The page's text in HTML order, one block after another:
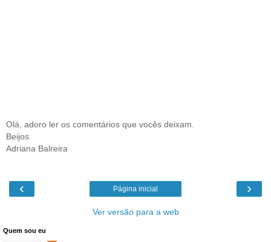
Olá, adoro ler os comentários que vocês deixam.
Beijos
Adriana Balreira
‹ ›
Página inicial
Ver versão para a web
Quem sou eu